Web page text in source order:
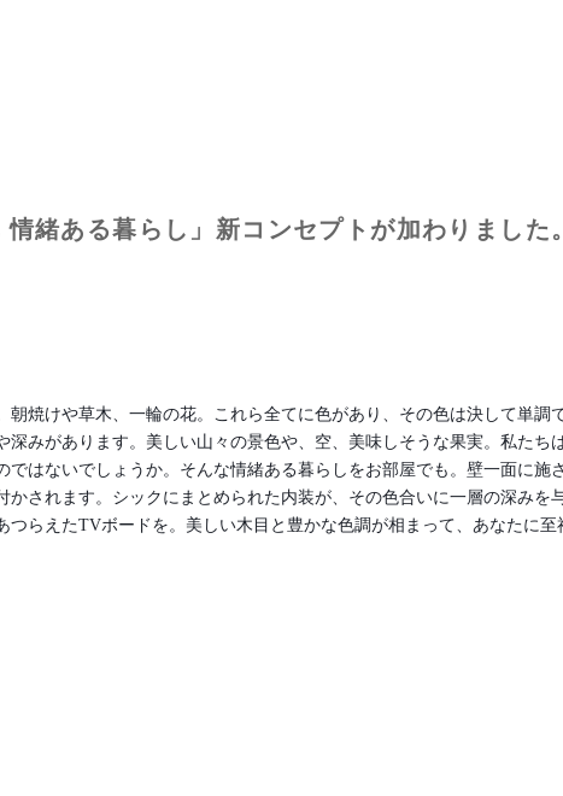
緒ある暮らし」新コンセプトが加わりました。
朝焼けや草木、一輪の花。これら全てに色があり、その色は決して単調
深みがあります。美しい山々の景色や、空、美味しそうな果実。私たち
ではないでしょうか。そんな情緒ある暮らしをお部屋でも。壁一面に施
かされます。シックにまとめられた内装が、その色合いに一層の深みを
つらえたTVボードを。美しい木目と豊かな色調が相まって、あなたに至